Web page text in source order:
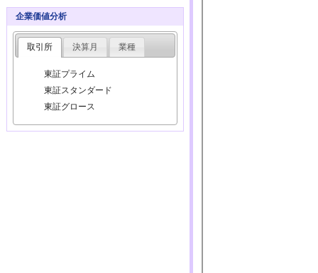
企業価値分析
取引所 決算月 業種
東証プライム
東証スタンダード
東証グロース